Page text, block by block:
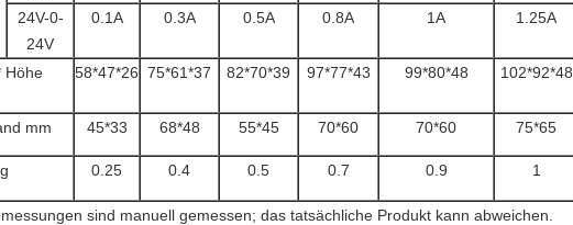
24V-0-
24V
0.1A 0.3A 0.5A 0.8A 1A 1.25A
Höhe
58*47*26 75*61*37 82*70*39 97*77*43 99*80*48 102*92*48
mm 45*33 68*48 55*45 70*60 70*60 75*65
0.25 0.4 0.5 0.7 0.9 1
sind manuell gemessen; das tatsächliche Produkt kann abweichen.